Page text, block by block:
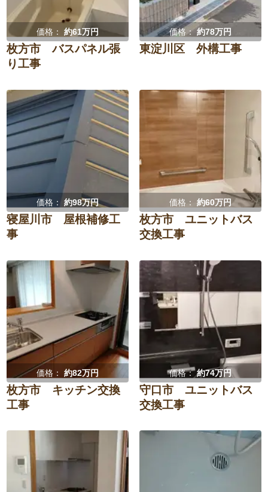
価格：約61万円
枚方市 バスパネル張
り工事
価格：約78万円
東淀川区 外構工事
価格：約98万円
寝屋川市 屋根補修工
事
価格： 約60万円
枚方市 ユニットバス
交換工事
価格：約82万円
枚方市 キッチン交換
工事
価格：約74万円
守口市 ユニットバス
交換工事